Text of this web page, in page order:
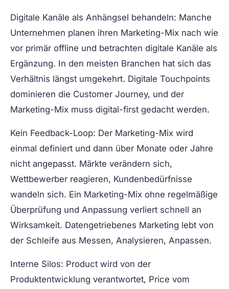
Digitale Kanäle als Anhängsel behandeln: Manche
Unternehmen planen ihren Marketing-Mix nach wie
vor primär offline und betrachten digitale Kanäle als
Ergänzung. In den meisten Branchen hat sich das
Verhältnis längst umgekehrt. Digitale Touchpoints
dominieren die Customer Journey, und der
Marketing-Mix muss digital-first gedacht werden.
Kein Feedback-Loop: Der Marketing-Mix wird
einmal definiert und dann über Monate oder Jahre
nicht angepasst. Märkte verändern sich,
Wettbewerber reagieren, Kundenbedürfnisse
wandeln sich. Ein Marketing-Mix ohne regelmäßige
Überprüfung und Anpassung verliert schnell an
Wirksamkeit. Datengetriebenes Marketing lebt von
der Schleife aus Messen, Analysieren, Anpassen.
Interne Silos: Product wird von der
Produktentwicklung verantwortet, Price vom